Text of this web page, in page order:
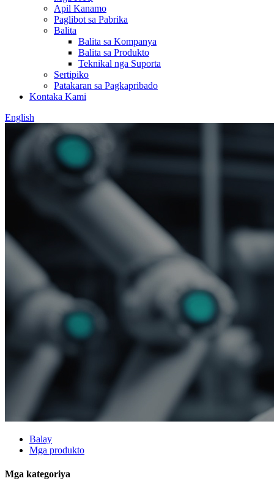
Apil Kanamo
Paglibot sa Pabrika
Balita
Balita sa Kompanya
Balita sa Produkto
Teknikal nga Suporta
Sertipiko
Patakaran sa Pagkapribado
Kontaka Kami
English
Balay
Mga produkto
Mga kategoriya